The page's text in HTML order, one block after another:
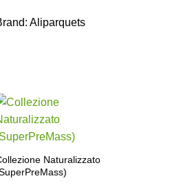
Aliparquets
Naturalizzato